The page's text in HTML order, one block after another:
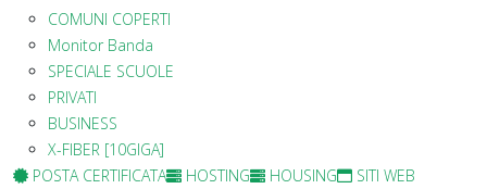
COMUNI COPERTI
Monitor Banda
SPECIALE SCUOLE
PRIVATI
BUSINESS
X-FIBER [10GIGA]
POSTA CERTIFICATA HOSTING HOUSING
SITI WEB